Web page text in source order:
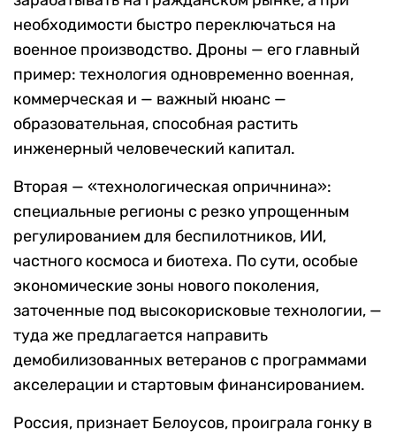
необходимости быстро переключаться на
военное производство. Дроны — его главный
пример: технология одновременно военная,
коммерческая и — важный нюанс —
образовательная, способная растить
инженерный человеческий капитал.
Вторая — «технологическая опричнина»:
специальные регионы с резко упрощенным
регулированием для беспилотников, ИИ,
частного космоса и биотеха. По сути, особые
экономические зоны нового поколения,
заточенные под высокорисковые технологии, —
туда же предлагается направить
демобилизованных ветеранов с программами
акселерации и стартовым финансированием.
Россия, признает Белоусов, проиграла гонку в